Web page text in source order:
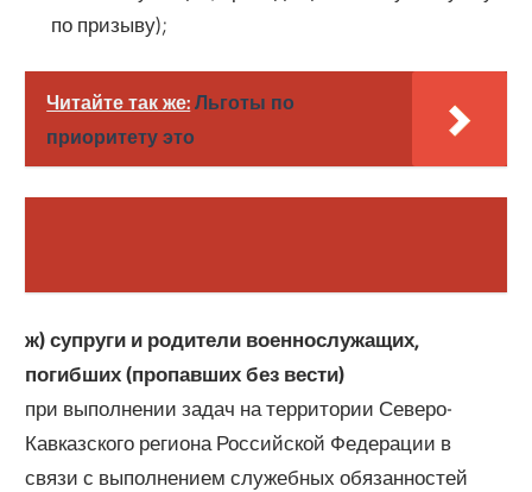
по призыву);
Читайте так же: Льготы по
приоритету это
ж) супруги и родители военнослужащих,
погибших (пропавших без вести)
при выполнении задач на территории Северо-
Кавказского региона Российской Федерации в
связи с выполнением служебных обязанностей